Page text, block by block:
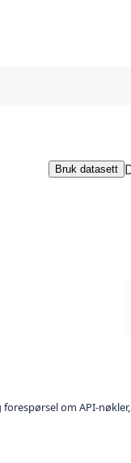
Bruk datasett
om API-